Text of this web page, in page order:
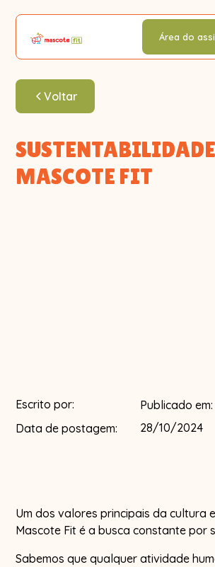
Área do
Voltar
MASCOTE FIT
Escrito por:
Data de postagem:
Publicado em:
28/10/2024
Um dos valores principais da cultura
Mascote Fit é a busca constante por
Sabemos que qualquer atividade